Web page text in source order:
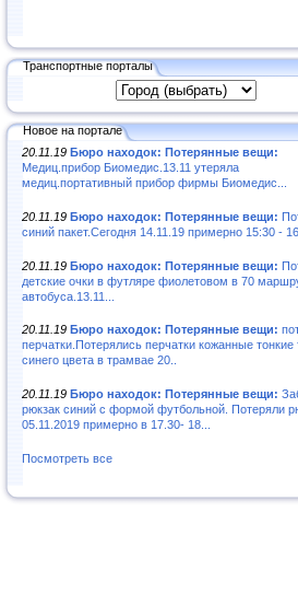
Транспортные порталы
Новое на портале
20.11.19 Бюро находок: Потерянные вещи:
Медиц.прибор Биомедис.13.11 утеряла
медиц.портативный прибор фирмы Биомедис...
20.11.19 Бюро находок: Потерянные вещи:
синий пакет.Сегодня 14.11.19 примерно 15:30 -
20.11.19 Бюро находок: Потерянные вещи:
детские очки в футляре фиолетовом в 70
автобуса.13.11...
20.11.19 Бюро находок: Потерянные вещи:
перчатки.Потерялись перчатки кожанные тонкие
синего цвета в трамвае 20..
20.11.19 Бюро находок: Потерянные вещи:
рюкзак синий с формой футбольной. Потеряли
05.11.2019 примерно в 17.30- 18...
Посмотреть все